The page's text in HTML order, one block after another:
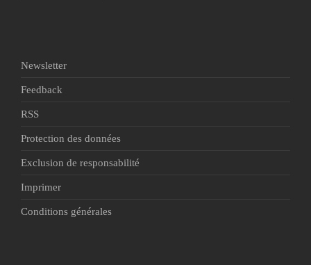
Newsletter
Feedback
RSS
Protection des données
Exclusion de responsabilité
Imprimer
Conditions générales